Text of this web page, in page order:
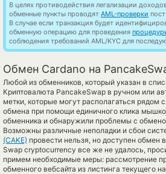
В целях противодействия легализации
обменные пункты проводят AML-проверки
В случае если транзакция будет
обменную операцию для проведения
соблюдения требований AML/KYC для
Обмен Cardano на
Любой из обменников, который указан в
Криптовалюта PancakeSwap в ручном или
метки, которые могут располагаться
обмена при помощи единичного клика
обменника и обнаружили проблемы с
Возможны различные неполадки и сбои
(CAKE) провести нельзя, но доступен
Swap cryptocurrency все же не удалось,
примем необходимые меры: рассмотрение
обменного вебсайта из листинга текущего